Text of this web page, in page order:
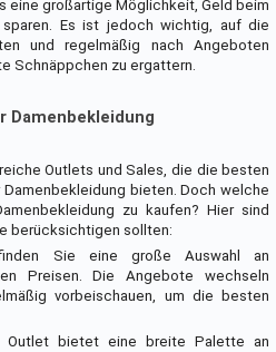
eine großartige Möglichkeit, Geld beim
Es ist jedoch wichtig, auf die
und regelmäßig nach Angeboten
Schnäppchen zu ergattern.
Damenbekleidung
Outlets und Sales, die die besten
bieten. Doch welche
zu kaufen? Hier sind
berücksichtigen sollten:
Sie eine große Auswahl an
Preisen. Die Angebote wechseln
vorbeischauen, um die besten
bietet eine breite Palette an